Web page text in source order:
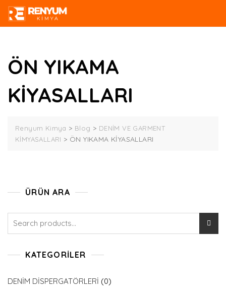
Skip
ÖN YIKAMA
KİYASALLARI
Renyum Kimya > Blog > DENİM VE GARMENT
KİMYASALLARI > ÖN YIKAMA KİYASALLARI
ÜRÜN ARA
KATEGORILER
DENİM DİSPERGATÖRLERİ (0)